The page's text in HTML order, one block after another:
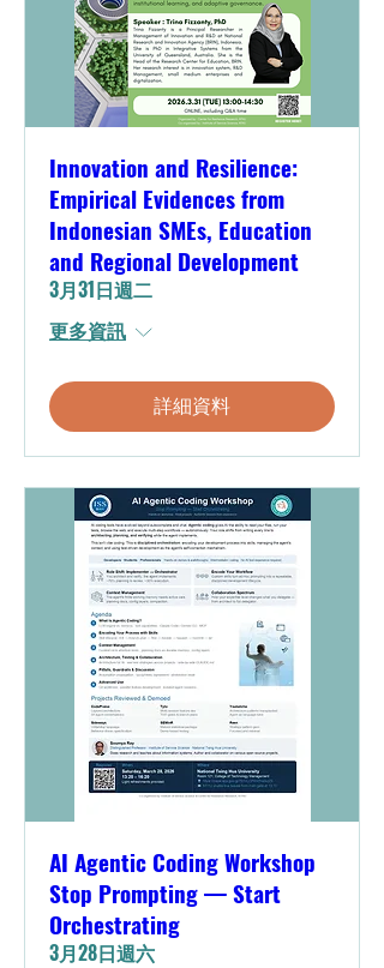
Innovation and Resilience:
Empirical Evidences from
Indonesian SMEs, Education
and Regional Development
3月31日週二
更多資訊
詳細資料
AI Agentic Coding Workshop
Stop Prompting — Start
Orchestrating
3月28日週六